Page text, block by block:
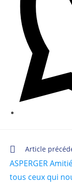
Article
ASPERGER
tous ceux qui